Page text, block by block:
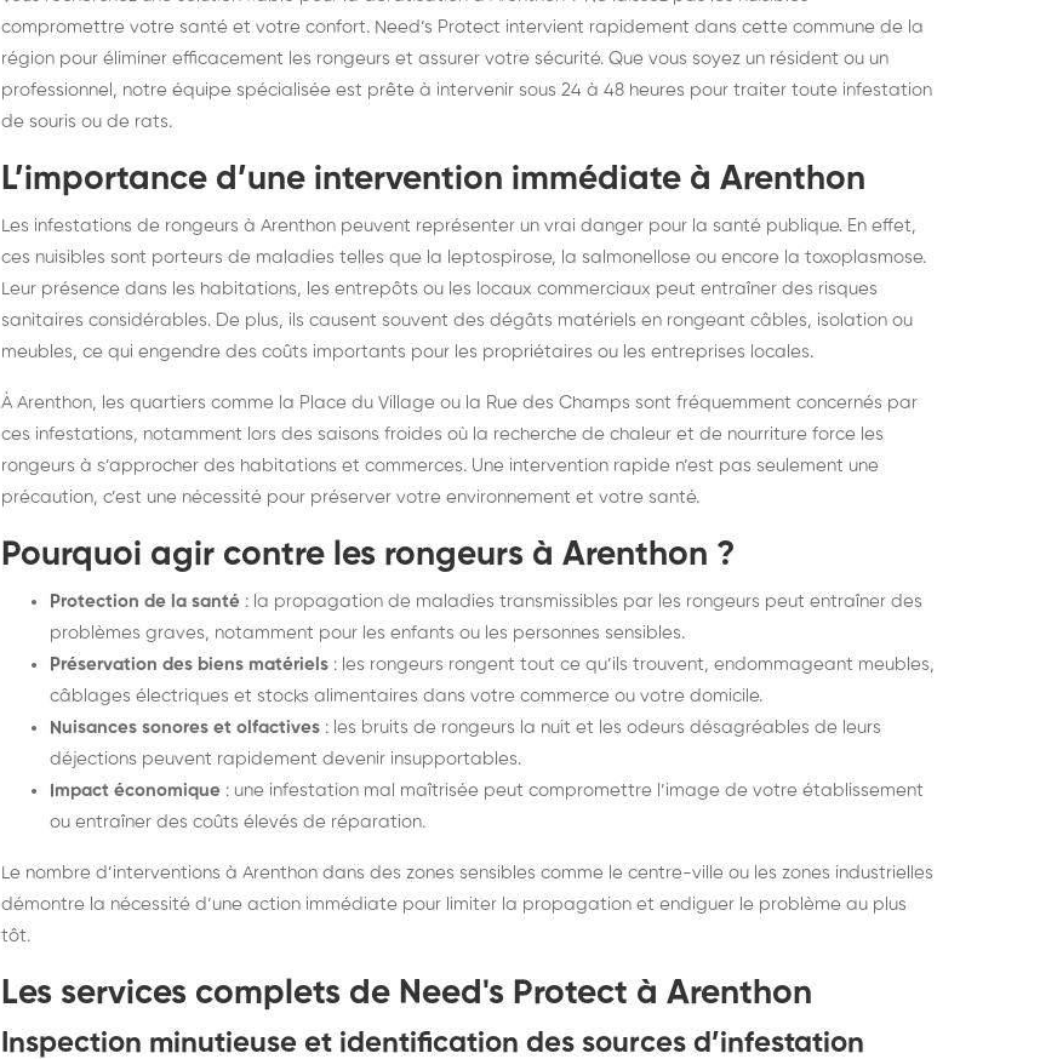
frelons : intervention
rapide partout en France
frelons asiatiques :
intervention partout en
France
compromettre votre santé et votre confort. Need’s Protect intervient rapidement dans cette commune de la
région pour éliminer efficacement les rongeurs et assurer votre sécurité. Que vous soyez un résident ou un
professionnel, notre équipe spécialisée est prête à intervenir sous 24 à 48 heures pour traiter toute infestation
de souris ou de rats.
L’importance d’une intervention immédiate à Arenthon
Les infestations de rongeurs à Arenthon peuvent représenter un vrai danger pour la santé publique. En effet,
ces nuisibles sont porteurs de maladies telles que la leptospirose, la salmonellose ou encore la toxoplasmose.
Leur présence dans les habitations, les entrepôts ou les locaux commerciaux peut entraîner des risques
sanitaires considérables. De plus, ils causent souvent des dégâts matériels en rongeant câbles, isolation ou
meubles, ce qui engendre des coûts importants pour les propriétaires ou les entreprises locales.
À Arenthon, les quartiers comme la Place du Village ou la Rue des Champs sont fréquemment concernés par
ces infestations, notamment lors des saisons froides où la recherche de chaleur et de nourriture force les
rongeurs à s’approcher des habitations et commerces. Une intervention rapide n’est pas seulement une
précaution, c’est une nécessité pour préserver votre environnement et votre santé.
Pourquoi agir contre les rongeurs à Arenthon ?
Protection de la santé : la propagation de maladies transmissibles par les rongeurs peut entraîner des
problèmes graves, notamment pour les enfants ou les personnes sensibles.
Préservation des biens matériels : les rongeurs rongent tout ce qu’ils trouvent, endommageant meubles,
câblages électriques et stocks alimentaires dans votre commerce ou votre domicile.
Nuisances sonores et olfactives : les bruits de rongeurs la nuit et les odeurs désagréables de leurs
déjections peuvent rapidement devenir insupportables.
Impact économique : une infestation mal maîtrisée peut compromettre l’image de votre établissement
ou entraîner des coûts élevés de réparation.
Le nombre d’interventions à Arenthon dans des zones sensibles comme le centre-ville ou les zones industrielles
démontre la nécessité d’une action immédiate pour limiter la propagation et endiguer le problème au plus
tôt.
Les services complets de Need's Protect à Arenthon
Inspection minutieuse et identification des sources d’infestation